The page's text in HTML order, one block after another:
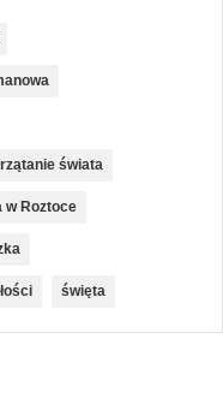
świata
w Roztoce
święta